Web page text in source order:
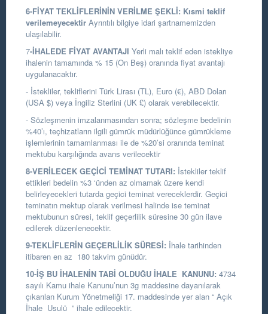
6-FİYAT TEKLİFLERİNİN VERİLME ŞEKLİ: Kısmi teklif
verilemeyecektir Ayrıntılı bilgiye idari şartnamemizden
ulaşılabilir.
7-İHALEDE FİYAT AVANTAJI Yerli malı teklif eden istekliye
ihalenin tamamında % 15 (On Beş) oranında fiyat avantajı
uygulanacaktır.
- İstekliler, tekliflerini Türk Lirası (TL), Euro (€), ABD Doları
(USA $) veya İngiliz Sterlini (UK £) olarak verebilecektir.
- Sözleşmenin imzalanmasından sonra; sözleşme bedelinin
%40’ı, teçhizatların ilgili gümrük müdürlüğünce gümrükleme
işlemlerinin tamamlanması ile de %20’si oranında teminat
mektubu karşılığında avans verilecektir
8-VERİLECEK GEÇİCİ TEMİNAT TUTARI: İstekliler teklif
ettikleri bedelin %3 ‘ünden az olmamak üzere kendi
belirleyecekleri tutarda geçici teminat vereceklerdir. Geçici
teminatın mektup olarak verilmesi halinde ise teminat
mektubunun süresi, teklif geçerlilik süresine 30 gün ilave
edilerek düzenlenecektir.
9-TEKLİFLERİN GEÇERLİLİK SÜRESİ: İhale tarihinden
itibaren en az 180 takvim günüdür.
10-İŞ BU İHALENİN TABİ OLDUĞU İHALE KANUNU: 4734
sayılı Kamu ihale Kanunu’nun 3g maddesine dayanılarak
çıkarılan Kurum Yönetmeliği 17. maddesinde yer alan “ Açık
İhale Usulü ” ihale edilecektir.